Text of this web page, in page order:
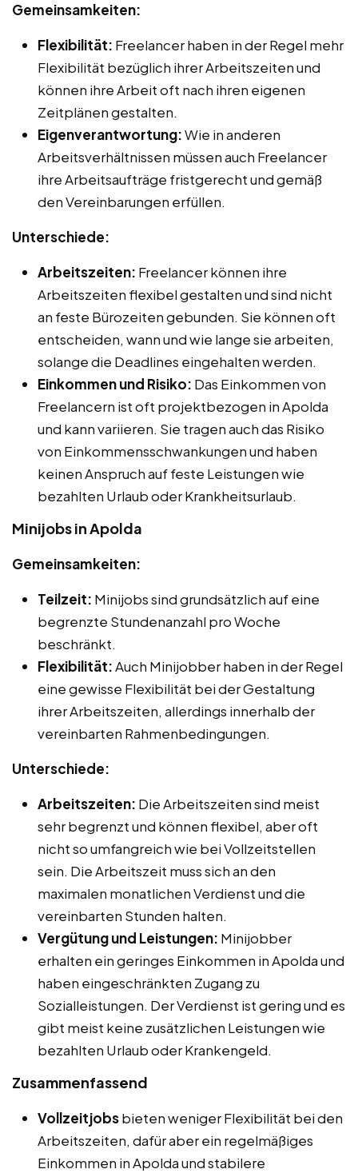
Gemeinsamkeiten:
Flexibilität: Freelancer haben in der Regel mehr
Flexibilität bezüglich ihrer Arbeitszeiten und
können ihre Arbeit oft nach ihren eigenen
Zeitplänen gestalten.
Eigenverantwortung:Wie in anderen
Arbeitsverhältnissen müssen auch Freelancer
ihre Arbeitsaufträge fristgerecht und gemäß
den Vereinbarungen erfüllen.
Unterschiede:
Arbeitszeiten: Freelancer können ihre
Arbeitszeiten flexibel gestalten und sind nicht
an feste Bürozeiten gebunden. Sie können oft
entscheiden, wann und wie lange sie arbeiten,
solange die Deadlines eingehalten werden.
Einkommen und Risiko: Das Einkommen von
Freelancern ist oft projektbezogen in Apolda
und kann variieren. Sie tragen auch das Risiko
von Einkommensschwankungen und haben
keinen Anspruch auf feste Leistungen wie
bezahlten Urlaub oder Krankheitsurlaub.
Minijobs in Apolda
Gemeinsamkeiten:
Teilzeit: Minijobs sind grundsätzlich auf eine
begrenzte Stundenanzahl pro Woche
beschränkt.
Flexibilität:Auch Minijobber haben in der Regel
eine gewisse Flexibilität bei der Gestaltung
ihrer Arbeitszeiten, allerdings innerhalb der
vereinbarten Rahmenbedingungen.
Unterschiede:
Arbeitszeiten: Die Arbeitszeiten sind meist
sehr begrenzt und können flexibel, aber oft
nicht so umfangreich wie bei Vollzeitstellen
sein. Die Arbeitszeit muss sich an den
maximalen monatlichen Verdienst und die
vereinbarten Stunden halten.
Vergütung und Leistungen: Minijobber
erhalten ein geringes Einkommen in Apolda und
haben eingeschränkten Zugang zu
Sozialleistungen. Der Verdienst ist gering und es
gibt meist keine zusätzlichen Leistungen wie
bezahlten Urlaub oder Krankengeld.
Zusammenfassend
Vollzeitjobsbieten weniger Flexibilität bei den
Arbeitszeiten, dafür aber ein regelmäßiges
Einkommen in Apolda und stabilere